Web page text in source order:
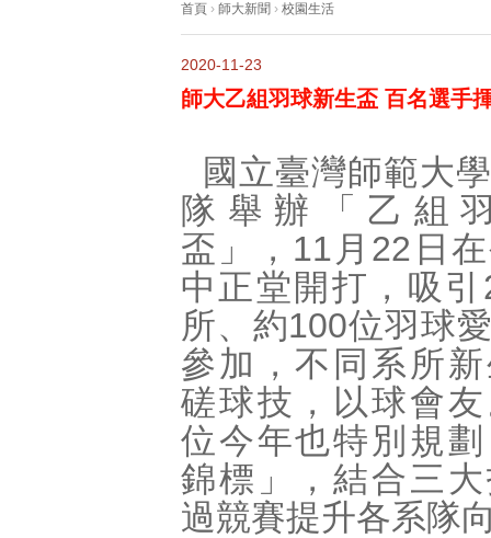
首頁 › 師大新聞 › 校園生活
2020-11-23
師大乙組羽球新生盃 百名選手
國立臺灣師範大
隊舉辦「乙組
盃」，11月22日
中正堂開打，吸
所、約100位羽球
參加，不同系所
磋球技，以球會
位今年也特別規
錦標」，結合三
過競賽提升各系隊